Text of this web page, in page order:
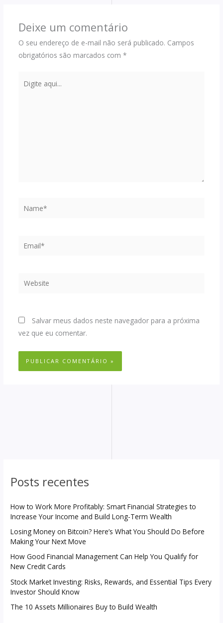
Deixe um comentário
O seu endereço de e-mail não será publicado. Campos
obrigatórios são marcados com *
aqui...
Website
Salvar meus dados neste navegador para a próxima
vez que eu comentar.
Posts recentes
How to Work More Profitably: Smart Financial Strategies to
Increase Your Income and Build Long-Term Wealth
Losing Money on Bitcoin? Here’s What You Should Do Before
Making Your Next Move
How Good Financial Management Can Help You Qualify for
New Credit Cards
Stock Market Investing: Risks, Rewards, and Essential Tips Every
Investor Should Know
The 10 Assets Millionaires Buy to Build Wealth